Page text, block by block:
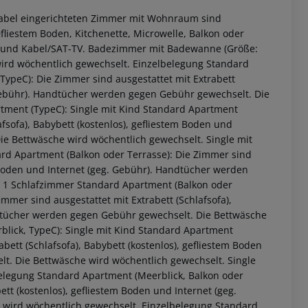
eingerichteten Zimmer mit Wohnraum sind
Boden, Kitchenette, Microwelle, Balkon oder
Kabel/SAT-TV. Badezimmer mit Badewanne (Größe:
wöchentlich gewechselt. Einzelbelegung Standard
Die Zimmer sind ausgestattet mit Extrabett
Handtücher werden gegen Gebühr gewechselt. Die
(TypeC): Single mit Kind Standard Apartment
Babybett (kostenlos), gefliestem Boden und
Bettwäsche wird wöchentlich gewechselt. Single mit
Apartment (Balkon oder Terrasse): Die Zimmer sind
und Internet (geg. Gebühr). Handtücher werden
Schlafzimmer Standard Apartment (Balkon oder
sind ausgestattet mit Extrabett (Schlafsofa),
werden gegen Gebühr gewechselt. Die Bettwäsche
TypeC): Single mit Kind Standard Apartment
(Schlafsofa), Babybett (kostenlos), gefliestem Boden
Die Bettwäsche wird wöchentlich gewechselt. Single
Standard Apartment (Meerblick, Balkon oder
(kostenlos), gefliestem Boden und Internet (geg.